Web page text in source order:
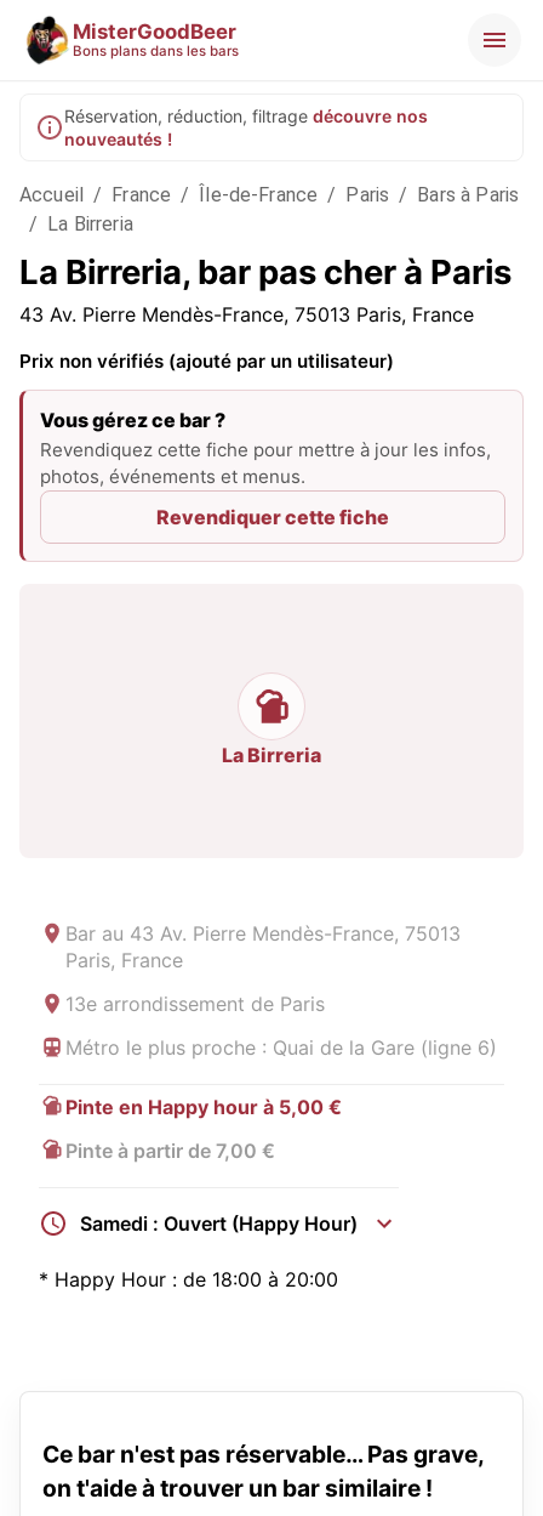
MisterGoodBeer
Bons plans dans les bars
Réservation, réduction, filtrage découvre nos
nouveautés !
Accueil / France / Île-de-France / Paris / Bars à Paris
/ La Birreria
La Birreria, bar pas cher à Paris
43 Av. Pierre Mendès-France, 75013 Paris, France
Prix non vérifiés (ajouté par un utilisateur)
Vous gérez ce bar ?
Revendiquez cette fiche pour mettre à jour les infos,
photos, événements et menus.
Revendiquer cette fiche
La Birreria
Bar au 43 Av. Pierre Mendès-France, 75013
Paris, France
13e arrondissement de Paris
Métro le plus proche : Quai de la Gare (ligne 6)
Pinte en Happy hour à 5,00 €
Pinte à partir de 7,00 €
Samedi : Ouvert (Happy Hour)
* Happy Hour : de 18:00 à 20:00
Ce bar n'est pas réservable… Pas grave,
on t'aide à trouver un bar similaire !